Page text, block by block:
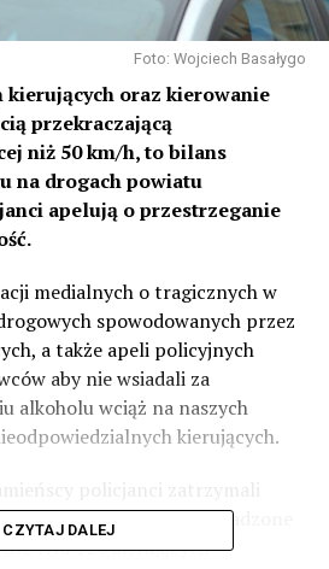
Foto: Wojciech Basałygo
kierujących oraz kierowanie
przekraczającą
niż 50 km/h, to bilans
na drogach powiatu
apelują o przestrzeganie
medialnych o tragicznych w
spowodowanych przez
a także apeli policyjnych
aby nie wsiadali za
alkoholu wciąż na naszych
kierujących.
W sobotę (25.09) prowadzone
Na 120 kierujących
CZYTAJ DALEJ